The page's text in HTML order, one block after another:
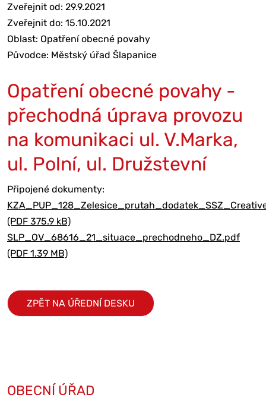
Zveřejnit od: 29.9.2021
Zveřejnit do: 15.10.2021
Oblast: Opatření obecné povahy
Původce: Městský úřad Šlapanice
Opatření obecné povahy -
přechodná úprava provozu
na komunikaci ul. V.Marka,
ul. Polní, ul. Družstevní
Připojené dokumenty:
(PDF 375.9 kB)
SLP_OV_68616_21_situace_prechodneho_DZ.pdf
(PDF 1.39 MB)
ZPĚT NA ÚŘEDNÍ DESKU
OBECNÍ ÚŘAD